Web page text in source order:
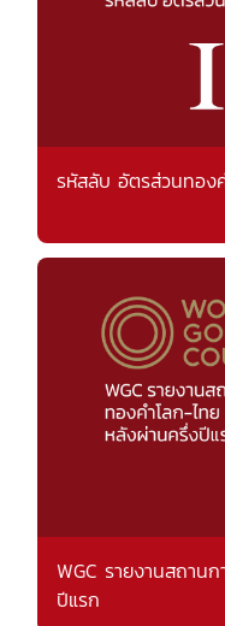
รหัสลับ อัตรส่วนทอง
WGC รายงานสถาน
ปีแรก